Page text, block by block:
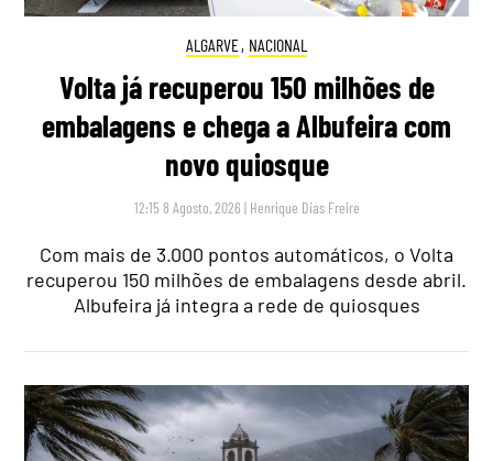
ALGARVE, NACIONAL
Volta já recuperou 150 milhões de
embalagens e chega a Albufeira com
novo quiosque
12:15 8 Agosto, 2026 | Henrique Dias Freire
Com mais de 3.000 pontos automáticos, o Volta
recuperou 150 milhões de embalagens desde abril.
Albufeira já integra a rede de quiosques